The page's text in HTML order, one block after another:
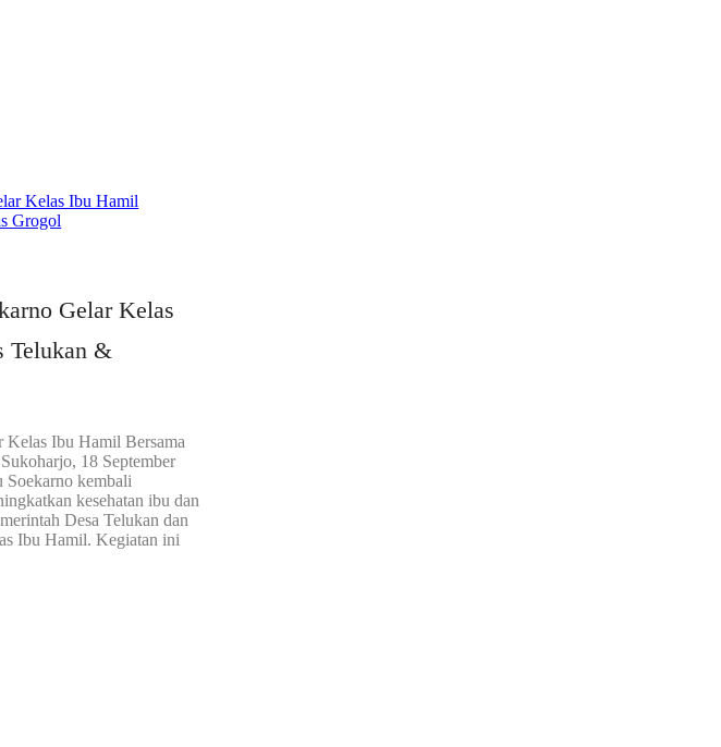
Gelar Kelas
Telukan &
Ibu Hamil Bersama
18 September
kembali
kesehatan ibu dan
Desa Telukan dan
Ibu Hamil. Kegiatan ini